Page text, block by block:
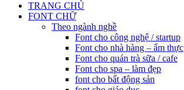
TRANG CHỦ
FONT CHỮ
Theo ngành nghề
Font cho công nghệ / startup
Font cho nhà hàng – ẩm thực
Font cho quán trà sữa / cafe
Font cho spa – làm đẹp
font cho bất động sản